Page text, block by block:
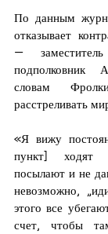
По данным
отказывает
—
подполковник
словам
расстреливать
«Я вижу
пункт] ходят
посылают и не
невозможно,
этого все
счет, чтобы